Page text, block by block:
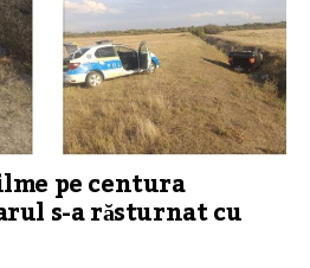
pe centura
s-a răsturnat cu